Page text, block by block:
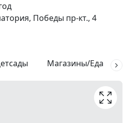
Победы пр-кт., 4
Магазины/Еда